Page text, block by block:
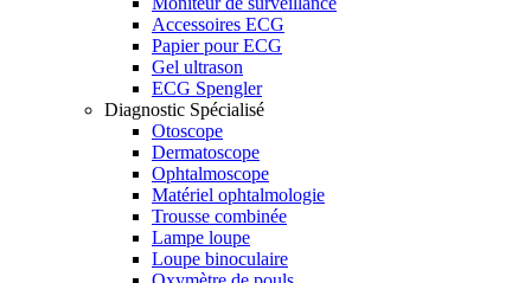
Accessoires ECG
Papier pour ECG
Gel ultrason
ECG Spengler
Diagnostic Spécialisé
Otoscope
Dermatoscope
Ophtalmoscope
Matériel ophtalmologie
Trousse combinée
Lampe loupe
Loupe binoculaire